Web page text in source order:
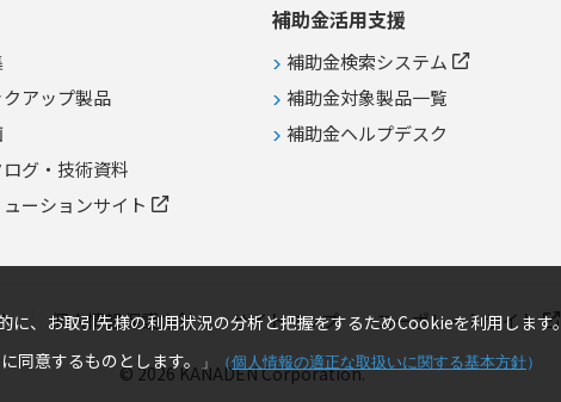
クアップ製品
グ・技術資料
ューションサイト
補助金活用支援
補助金検索システム
補助金対象製品一覧
補助金ヘルプデスク
個人情報保護方針 サイトマップ コーポレートサイト
© 2026 KANADEN Corporation.
に、お取引先様の利用状況の分析と把握をするためCookieを利用します。
同意するものとします。
」 （個人情報の適正な取扱いに関する基本方針）